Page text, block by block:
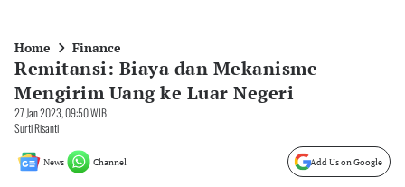
Home Finance
Remitansi: Biaya dan Mekanisme
Mengirim Uang ke Luar Negeri
27 Jan 2023, 09:50 WIB
Surti Risanti
News Channel Add Us on Google